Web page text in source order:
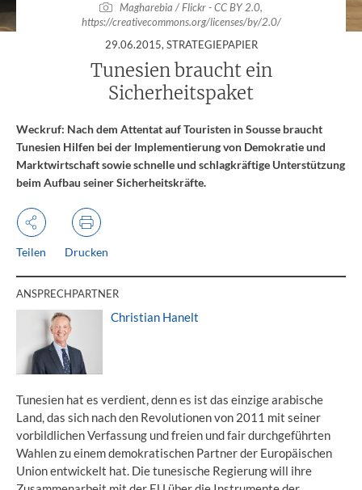
Magharebia / Flickr - CC BY 2.0,
https://creativecommons.org/licenses/by/2.0/
29.06.2015, STRATEGIEPAPIER:
Tunesien braucht ein
Sicherheitspaket
Weckruf: Nach dem Attentat auf Touristen in Sousse braucht
Tunesien Hilfen bei der Implementierung von Demokratie und
Marktwirtschaft sowie schnelle und schlagkräftige Unterstützung
beim Aufbau seiner Sicherheitskräfte.
Teilen Drucken
ANSPRECHPARTNER
Christian Hanelt
Tunesien hat es verdient, denn es ist das einzige arabische
Land, das sich nach den Revolutionen von 2011 mit seiner
vorbildlichen Verfassung und freien und fair durchgeführten
Wahlen zu einem demokratischen Partner der Europäischen
Union entwickelt hat. Die tunesische Regierung will ihre